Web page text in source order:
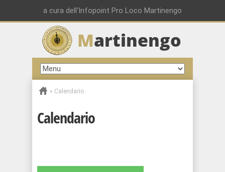
a cura dell'Infopoint Pro Loco Martinengo
Martinengo
» Calendario
Calendario